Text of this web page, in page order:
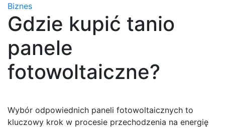
Biznes
Gdzie kupić tanio
panele
fotowoltaiczne?
Wybór odpowiednich paneli fotowoltaicznych to
kluczowy krok w procesie przechodzenia na energię